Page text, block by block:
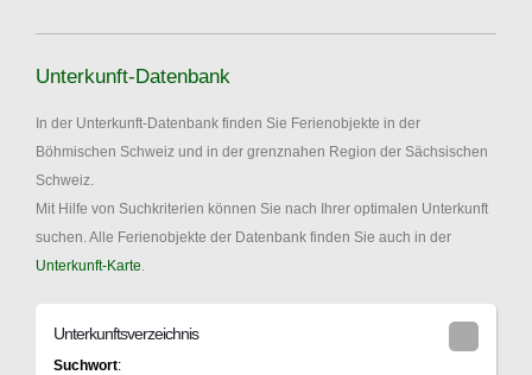
Unterkunft-Datenbank
In der Unterkunft-Datenbank finden Sie Ferienobjekte in der
Böhmischen Schweiz und in der grenznahen Region der Sächsischen
Schweiz.
Mit Hilfe von Suchkriterien können Sie nach Ihrer optimalen Unterkunft
suchen. Alle Ferienobjekte der Datenbank finden Sie auch in der
Unterkunft-Karte
Unterkunftsverzeichnis
Suchwort: